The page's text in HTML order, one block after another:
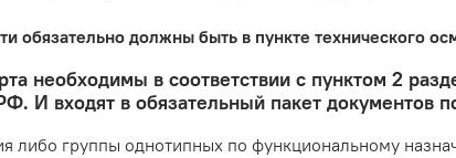
обязательно должны быть в пункте технического
необходимы в соответствии с пунктом 2
И входят в обязательный пакет документов
либо группы однотипных по функциональному